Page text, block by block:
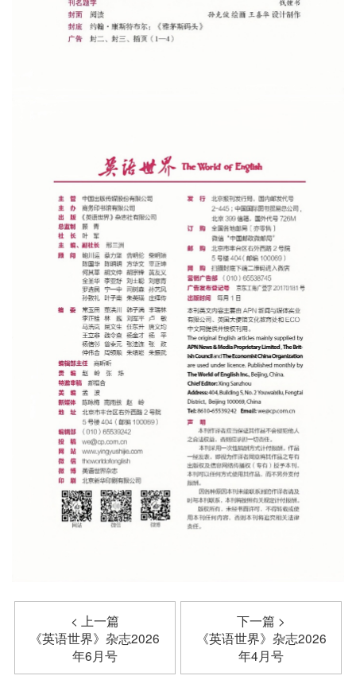
< 上一篇
《英语世界》杂志2026
年6月号
下一篇 >
《英语世界》杂志2026
年4月号